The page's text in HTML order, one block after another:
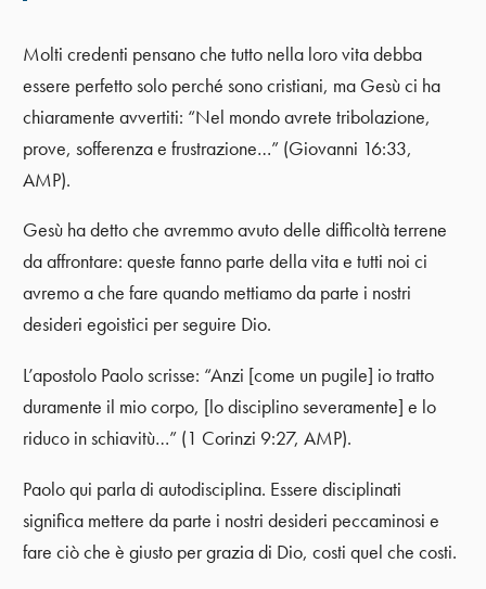
Molti credenti pensano che tutto nella loro vita debba
essere perfetto solo perché sono cristiani, ma Gesù ci ha
chiaramente avvertiti: “Nel mondo avrete tribolazione,
prove, sofferenza e frustrazione…” (Giovanni 16:33,
AMP).
Gesù ha detto che avremmo avuto delle difficoltà terrene
da affrontare: queste fanno parte della vita e tutti noi ci
avremo a che fare quando mettiamo da parte i nostri
desideri egoistici per seguire Dio.
L’apostolo Paolo scrisse: “Anzi [come un pugile] io tratto
duramente il mio corpo, [lo disciplino severamente] e lo
riduco in schiavitù…” (1 Corinzi 9:27, AMP).
Paolo qui parla di autodisciplina. Essere disciplinati
significa mettere da parte i nostri desideri peccaminosi e
fare ciò che è giusto per grazia di Dio, costi quel che costi.